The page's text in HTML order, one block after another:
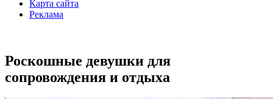
Карта сайта
Реклама
Роскошные девушки для
сопровождения и отдыха